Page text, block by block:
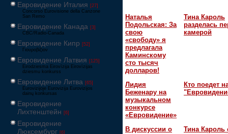
Евровидение Италия [27]
Concorso Eurovisione della Canzone
San Remo
Евровидение Канада [3]
CBC/Radio-Canada
Евровидение Кипр [52]
Γιουροβίζιον
Евровидение Латвия [125]
Eirodziesma Eirovīzija Eirovīzijas
dziesmu konkurss
Евровидение Литва [65]
Eurovizijoje Eurovizija Eurovizijos
dainų konkursas
Евровидение
Лихтенштейн [6]
Евровидение
Люксембург [6]
Наталья
Подольская: За
свою
«свободу» я
предлагала
Каминскому
сто тысяч
долларов!
Тина Кароль
разделась
камерой
Лидия
Беженару на
музыкальном
конкурсе
«Евровидение»
Кто поедет
В дискуссии о
Тина Кароль